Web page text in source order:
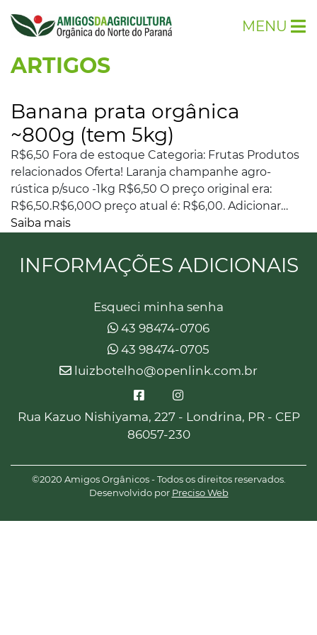
MENU
ARTIGOS
Banana prata orgânica
~800g (tem 5kg)
R$6,50 Fora de estoque Categoria: Frutas Produtos
relacionados Oferta! Laranja champanhe agro-
rústica p/suco -1kg R$6,50 O preço original era:
R$6,50.R$6,00O preço atual é: R$6,00. Adicionar…
Saiba mais
INFORMAÇÕES ADICIONAIS
Esqueci minha senha
43 98474-0706
43 98474-0705
luizbotelho@openlink.com.br
Rua Kazuo Nishiyama, 227 - Londrina, PR - CEP
86057-230
©2020 Amigos Orgânicos - Todos os direitos reservados.
Desenvolvido por Preciso Web